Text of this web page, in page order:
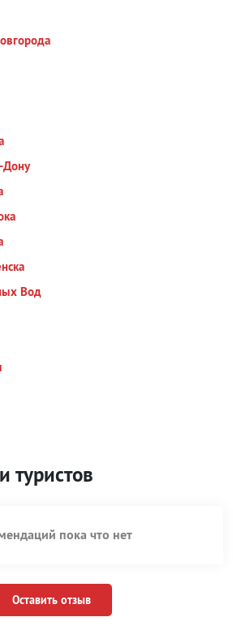
Дону
Вод
туристов
пока что нет
Оставить отзыв